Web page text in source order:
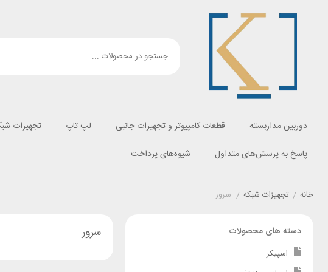
دوربین مداربسته قطعات کامپیوتر و تجهیزات جانبی لپ تاپ تجهیزات
پاسخ به پرسش‌های متداول
شیوه‌های پرداخت
خانه / تجهیزات شبکه / سرور
سرور دسته های محصولات
اسپیکر